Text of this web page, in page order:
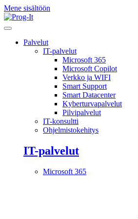
Mene sisältöön
Palvelut
IT-palvelut
Microsoft 365
Microsoft Copilot
Verkko ja WIFI
Smart Support
Smart Datacenter
Kyberturvapalvelut
Pilvipalvelut
IT-konsultti
Ohjelmistokehitys
IT-palvelut
Microsoft 365